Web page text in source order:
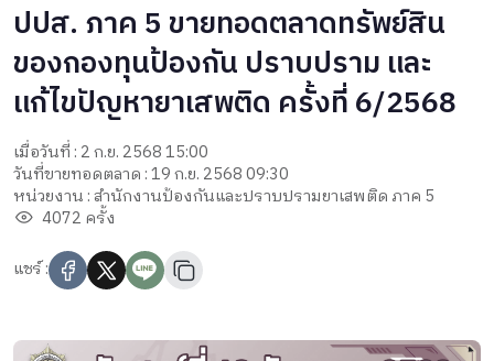
ปปส. ภาค 5 ขายทอดตลาดทรัพย์สิน
ของกองทุนป้องกัน ปราบปราม และ
แก้ไขปัญหายาเสพติด ครั้งที่ 6/2568
เมื่อวันที่ : 2 ก.ย. 2568 15:00
วันที่ขายทอดตลาด : 19 ก.ย. 2568 09:30
หน่วยงาน : สำนักงานป้องกันและปราบปรามยาเสพติด ภาค 5
4072 ครั้ง
แชร์ :